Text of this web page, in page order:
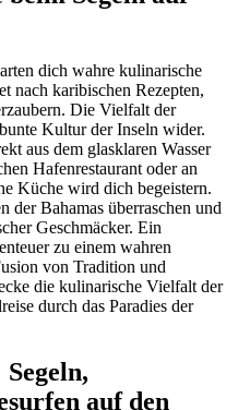
dich wahre kulinarische
nach karibischen Rezepten,
Die Vielfalt der
Kultur der Inseln wider.
aus dem glasklaren Wasser
Hafenrestaurant oder an
Küche wird dich begeistern.
der Bahamas überraschen und
Geschmäcker. Ein
zu einem wahren
von Tradition und
die kulinarische Vielfalt der
durch das Paradies der
auf den